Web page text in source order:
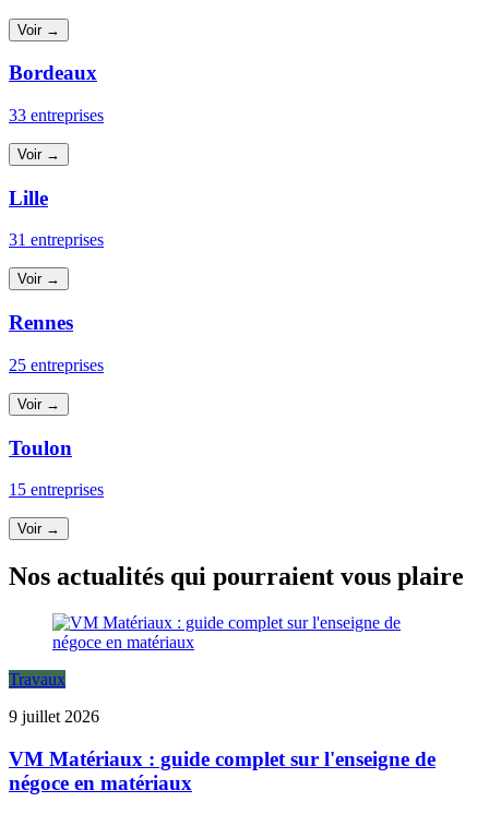
Voir →
Bordeaux
33 entreprises
Voir →
Lille
31 entreprises
Voir →
Rennes
25 entreprises
Voir →
Toulon
15 entreprises
Voir →
Nos actualités qui pourraient vous plaire
Travaux
9 juillet 2026
VM Matériaux : guide complet sur l'enseigne de
négoce en matériaux